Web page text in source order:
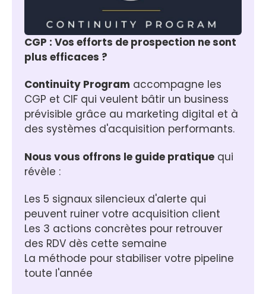
CGP : Vos efforts de prospection ne sont
plus efficaces ?
Continuity Program accompagne les
CGP et CIF qui veulent bâtir un business
prévisible grâce au marketing digital et à
des systèmes d'acquisition performants.
Nous vous offrons le guide pratique qui
révèle :
Les 5 signaux silencieux d'alerte qui
peuvent ruiner votre acquisition client
Les 3 actions concrètes pour retrouver
des RDV dès cette semaine
La méthode pour stabiliser votre pipeline
toute l'année